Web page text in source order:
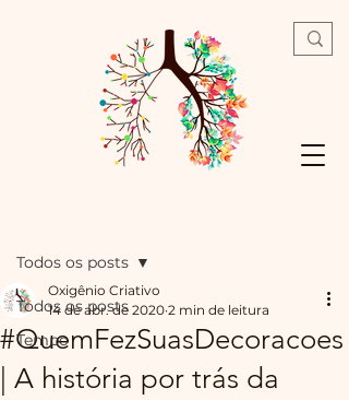
Todos os posts
Tempo
Todos os posts
#QuemFezSuasDecoracoes
| A história por trás da
Oxigênio Criativo
14 de abr. de 2020 2 min de leitura